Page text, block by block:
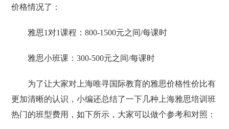
价格情况了：
雅思1对1课程：800-1500元之间/每课时
雅思小班课：300-500元之间/每课时
为了让大家对上海唯寻国际教育的雅思价格性价比有
更加清晰的认识，小编还总结了一下几种上海雅思培训班
热门的班型费用，如下所示，大家可以做个参考和对照：